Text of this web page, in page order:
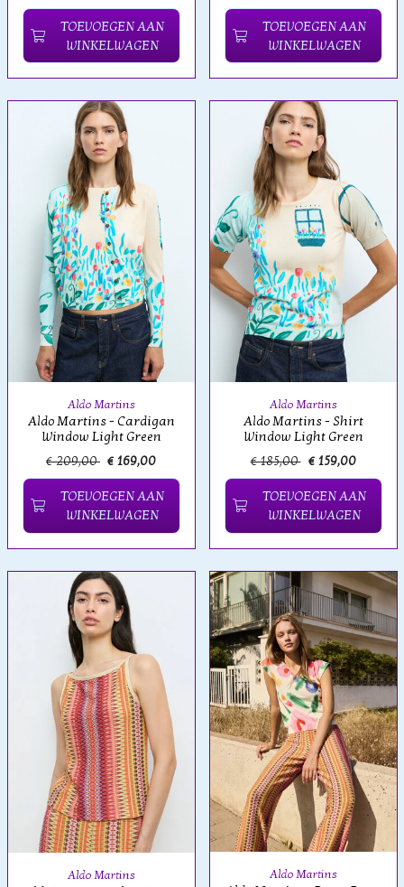
TOEVOEGEN AAN
WINKELWAGEN
TOEVOEGEN AAN
WINKELWAGEN
Aldo Martins
Aldo Martins - Cardigan
Window Light Green
€ 209,00 € 169,00
TOEVOEGEN AAN
WINKELWAGEN
Aldo Martins
Aldo Martins - Shirt
Window Light Green
€ 185,00 € 159,00
TOEVOEGEN AAN
WINKELWAGEN
Aldo Martins Aldo Martins